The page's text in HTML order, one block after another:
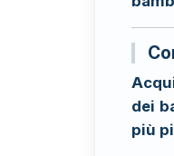
dei
più